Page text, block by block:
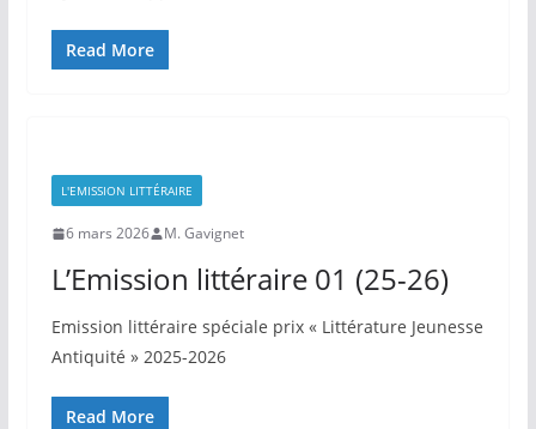
Read More
L'EMISSION LITTÉRAIRE
6 mars 2026 M. Gavignet
L’Emission littéraire 01 (25-26)
Emission littéraire spéciale prix « Littérature Jeunesse
Antiquité » 2025-2026
Read More